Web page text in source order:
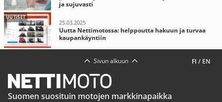
ja sujuvasti
UUTISET
25.03.2025
Uutta Nettimotossa: helppoutta hakuun ja turvaa
kaupankäyntiin
FI / EN
Sivun alkuun
Suomen suosituin motojen markkinapaikka